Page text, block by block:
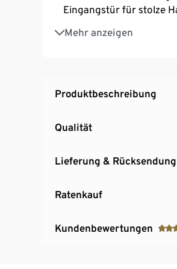
Eingangstür für stolze
Mehr anzeigen
Ganzjähriger Spielspaß
Einfach zu montieren
Produziert in Frankreich
Produktbeschreibung
Qualität
Lieferung & Rücksendung
Ratenkauf
Kundenbewertungen